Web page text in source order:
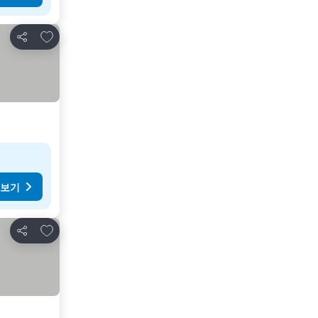
공유
즐겨찾기에 추가
기
공유
즐겨찾기에 추가